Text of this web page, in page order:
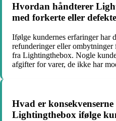
Hvordan håndterer
med forkerte eller
Ifølge kundernes erfaringer har
refunderinger eller
fra Lightingthebox. Nogle
afgifter for varer, de ikke har
Hvad er
Lightingthebox ifølge